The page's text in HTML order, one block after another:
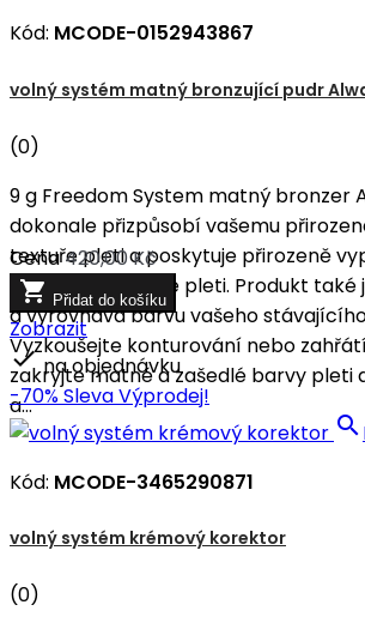
Kód: MCODE-0152943867
volný systém matný bronzující pudr
(0)
9 g Freedom System matný bronzer
dokonale přizpůsobí vašemu
textuře pleti a poskytuje přirozeně
sluncem políbené pleti. Produkt také
a vyrovnává barvu vašeho
Vyzkoušejte konturování nebo
zakryjte matné a zašedlé barvy pleti
a...
Cena420,00 Kč
 Přidat do košíku
Zobrazit
na objednávku
-70%SlevaVýprodej!

Kód: MCODE-3465290871
volný systém krémový korektor
(0)